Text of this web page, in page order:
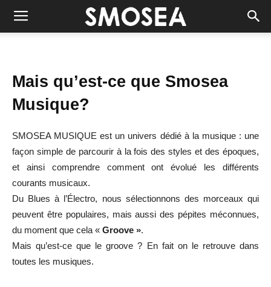
Mais qu’est-ce que Smosea
Musique?
SMOSEA MUSIQUE est un univers dédié à la musique : une
façon simple de parcourir à la fois des styles et des époques,
et ainsi comprendre comment ont évolué les différents
courants musicaux.
Du Blues à l’Électro, nous sélectionnons des morceaux qui
peuvent être populaires, mais aussi des pépites méconnues,
du moment que cela « Groove ».
Mais qu’est-ce que le groove ? En fait on le retrouve dans
toutes les musiques.